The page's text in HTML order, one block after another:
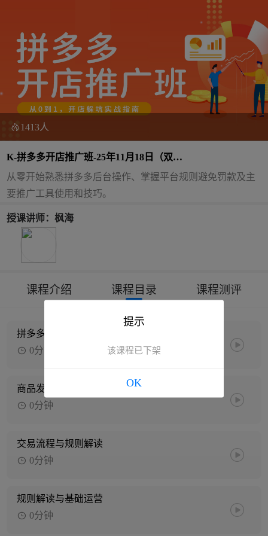
1413人
K-拼多多开店推广班-25年11月18日（双
师）
从零开始熟悉拼多多后台操作、掌握平台规则避免罚款及主
要推广工具使用和技巧。
授课讲师：枫海
课程介绍 课程目录 课程测评
拼多多店铺搭建流程
0分钟
商品发布与精细化管理
0分钟
交易流程与规则解读
0分钟
规则解读与基础运营
0分钟
提示
该课程已下架
OK